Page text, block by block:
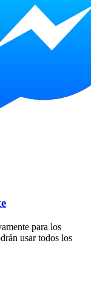
para los
usar todos los